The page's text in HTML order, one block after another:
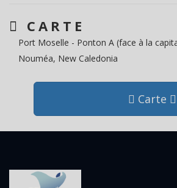
CARTE
Port Moselle - Ponton A (face à la
Nouméa, New Caledonia
Carte